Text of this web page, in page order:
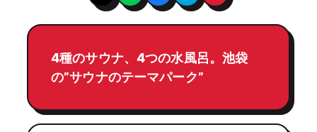
4種のサウナ、4つの水風呂。池袋
の”サウナのテーマパーク”